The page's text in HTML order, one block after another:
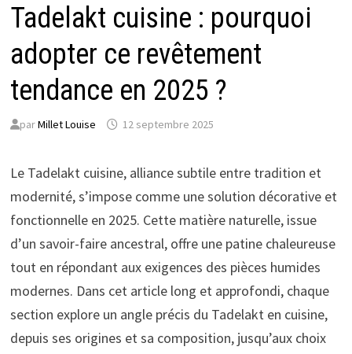
Tadelakt cuisine : pourquoi
adopter ce revêtement
tendance en 2025 ?
parMillet Louise 12 septembre 2025
Le Tadelakt cuisine, alliance subtile entre tradition et
modernité, s’impose comme une solution décorative et
fonctionnelle en 2025. Cette matière naturelle, issue
d’un savoir-faire ancestral, offre une patine chaleureuse
tout en répondant aux exigences des pièces humides
modernes. Dans cet article long et approfondi, chaque
section explore un angle précis du Tadelakt en cuisine,
depuis ses origines et sa composition, jusqu’aux choix